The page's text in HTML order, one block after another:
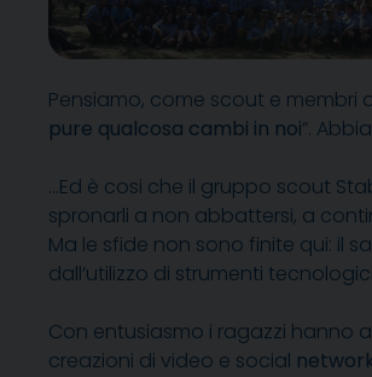
Pensiamo, come scout e membri
pure qualcosa cambi in noi”.
…Ed è cosi che il gruppo scout
spronarli a non abbattersi, a
Ma le sfide non sono finite qui: il
dall’utilizzo di strumenti
Con entusiasmo i ragazzi hanno
creazioni di video e social